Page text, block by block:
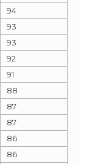
94
93
93
92
91
88
87
87
86
86